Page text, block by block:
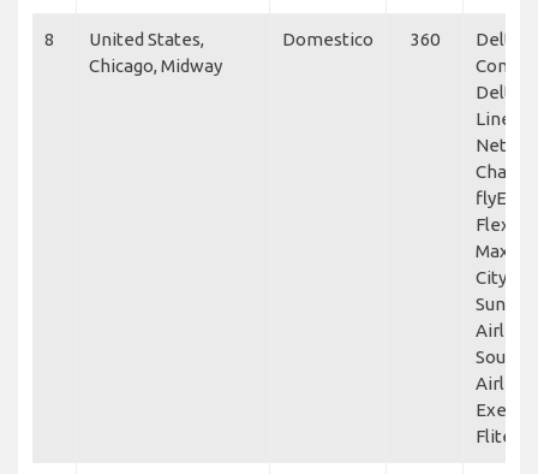
8
United States,
Chicago, Midway
Domestico 360
Delta
Delta
Lines,
Flexjet,
Maxair,
City
Sun